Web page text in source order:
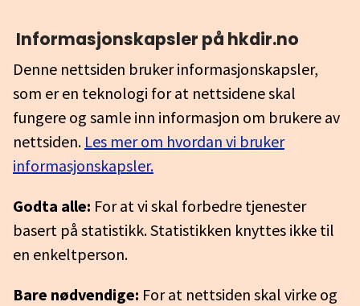
Informasjonskapsler på hkdir.no
Denne nettsiden bruker informasjonskapsler,
som er en teknologi for at nettsidene skal
fungere og samle inn informasjon om brukere av
nettsiden. Les mer om hvordan vi bruker
informasjonskapsler.
Godta alle: For at vi skal forbedre tjenester
basert på statistikk. Statistikken knyttes ikke til
en enkeltperson.
Bare nødvendige: For at nettsiden skal virke og